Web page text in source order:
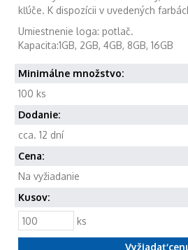
kľúče. K dispozícii v uvedených
Umiestnenie loga: potlač.
Kapacita:1GB, 2GB, 4GB, 8GB, 16GB
Minimálne množstvo:
100 ks
Dodanie:
cca. 12 dní
Cena:
Na vyžiadanie
Kusov:
ks